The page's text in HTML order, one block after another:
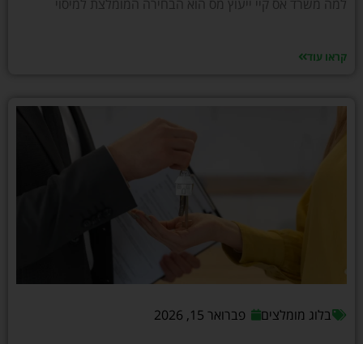
למה משרד אס קיי ייעוץ מס הוא הבחירה המומלצת למיסוי
קראו עוד
בלוג מומלצים פברואר 15, 2026